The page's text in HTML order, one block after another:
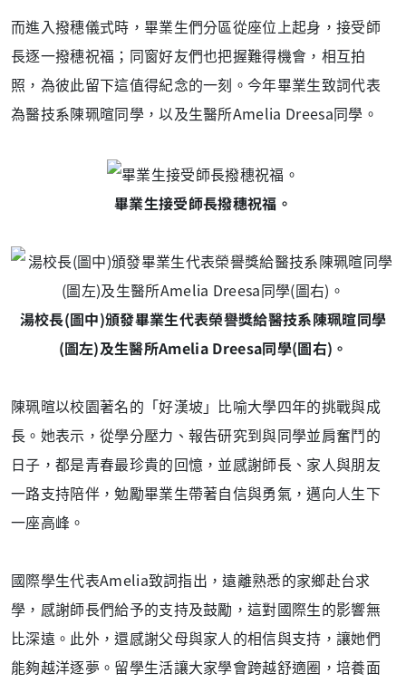
而進入撥穗儀式時，畢業生們分區從座位上起身，接受師
長逐一撥穗祝福；同窗好友們也把握難得機會，相互拍
照，為彼此留下這值得紀念的一刻。今年畢業生致詞代表
為醫技系陳珮暄同學，以及生醫所Amelia Dreesa同學。
畢業生接受師長撥穗祝福。
湯校長(圖中)頒發畢業生代表榮譽獎給醫技系陳珮暄同學
(圖左)及生醫所Amelia Dreesa同學(圖右)。
陳珮暄以校園著名的「好漢坡」比喻大學四年的挑戰與成
長。她表示，從學分壓力、報告研究到與同學並肩奮鬥的
日子，都是青春最珍貴的回憶，並感謝師長、家人與朋友
一路支持陪伴，勉勵畢業生帶著自信與勇氣，邁向人生下
一座高峰。
國際學生代表Amelia致詞指出，遠離熟悉的家鄉赴台求
學，感謝師長們給予的支持及鼓勵，這對國際生的影響無
比深遠。此外，還感謝父母與家人的相信與支持，讓她們
能夠越洋逐夢。留學生活讓大家學會跨越舒適圈，培養面